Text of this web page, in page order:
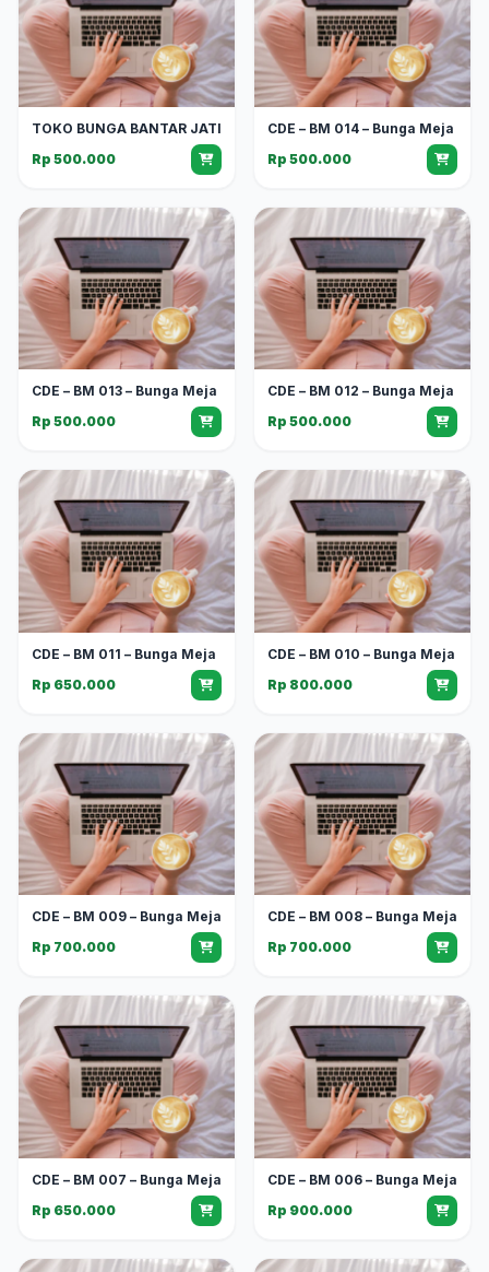
TOKO BUNGA BANTAR JATI
Rp 500.000
CDE – BM 014 – Bunga Meja
Rp 500.000
CDE – BM 013 – Bunga Meja
Rp 500.000
CDE – BM 012 – Bunga Meja
Rp 500.000
CDE – BM 011 – Bunga Meja
Rp 650.000
CDE – BM 010 – Bunga Meja
Rp 800.000
CDE – BM 009 – Bunga Meja
Rp 700.000
CDE – BM 008 – Bunga Meja
Rp 700.000
CDE – BM 007 – Bunga Meja
Rp 650.000
CDE – BM 006 – Bunga Meja
Rp 900.000